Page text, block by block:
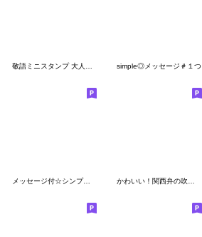
simple◎メッセージ＃１つ
メッセージ付☆シンプル可愛い顔文字絵文字 かわいい！関西弁の吹き出し絵文字♪